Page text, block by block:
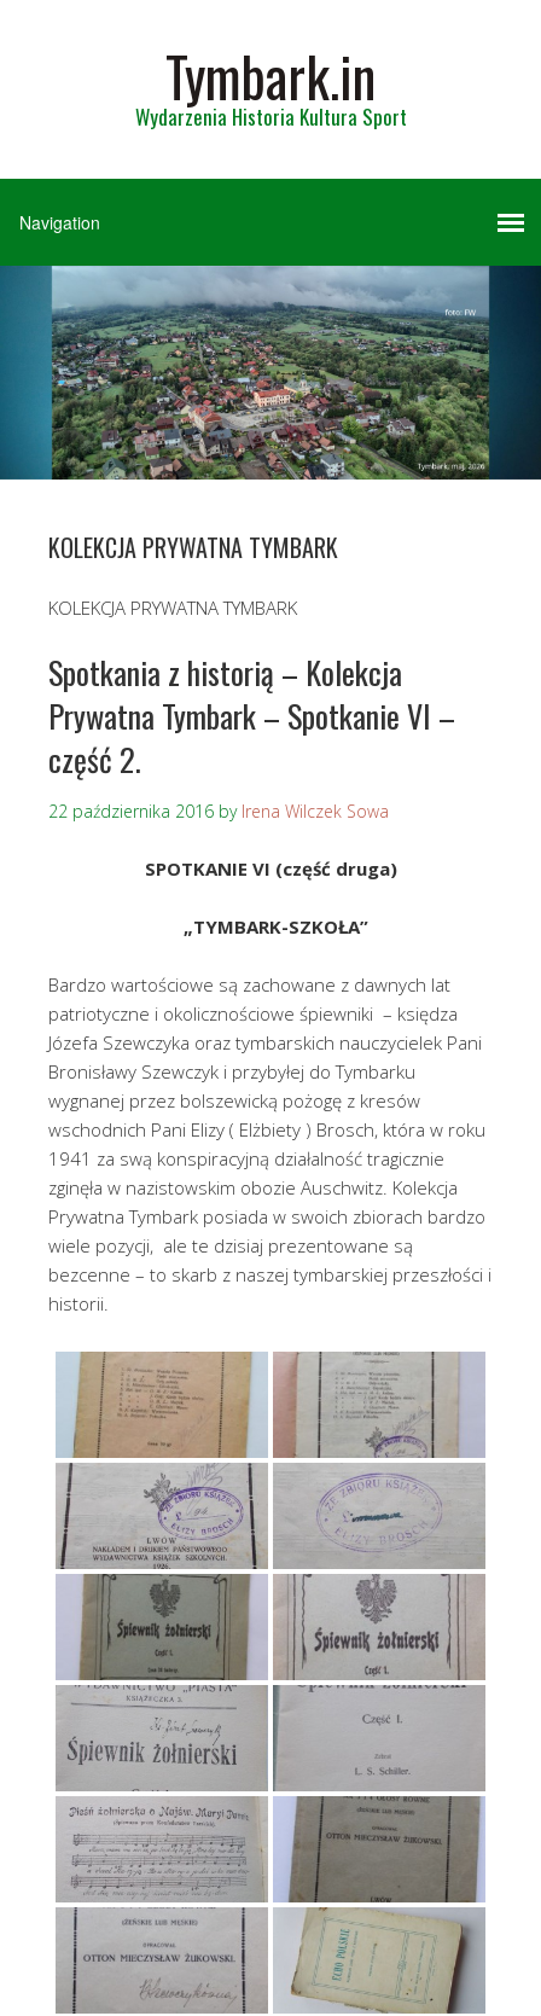
Tymbark.in
Wydarzenia Historia Kultura Sport
KOLEKCJA PRYWATNA TYMBARK
KOLEKCJA PRYWATNA TYMBARK
Spotkania z historią – Kolekcja
Prywatna Tymbark – Spotkanie VI –
część 2.
22 października 2016 by Irena Wilczek Sowa
SPOTKANIE VI (część druga)
„TYMBARK-SZKOŁA”
Bardzo wartościowe są zachowane z dawnych lat
patriotyczne i okolicznościowe śpiewniki – księdza
Józefa Szewczyka oraz tymbarskich nauczycielek Pani
Bronisławy Szewczyk i przybyłej do Tymbarku
wygnanej przez bolszewicką pożogę z kresów
wschodnich Pani Elizy ( Elżbiety ) Brosch, która w roku
1941 za swą konspiracyjną działalność tragicznie
zginęła w nazistowskim obozie Auschwitz. Kolekcja
Prywatna Tymbark posiada w swoich zbiorach bardzo
wiele pozycji, ale te dzisiaj prezentowane są
bezcenne – to skarb z naszej tymbarskiej przeszłości i
historii.